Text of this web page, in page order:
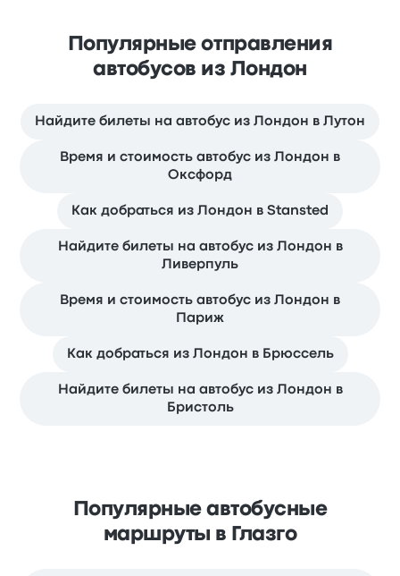
Популярные отправления
автобусов из Лондон
Найдите билеты на автобус из Лондон в Лутон
Время и стоимость автобус из Лондон в
Оксфорд
Как добраться из Лондон в Stansted
Найдите билеты на автобус из Лондон в
Ливерпуль
Время и стоимость автобус из Лондон в
Париж
Как добраться из Лондон в Брюссель
Найдите билеты на автобус из Лондон в
Бристоль
Популярные автобусные
маршруты в Глазго